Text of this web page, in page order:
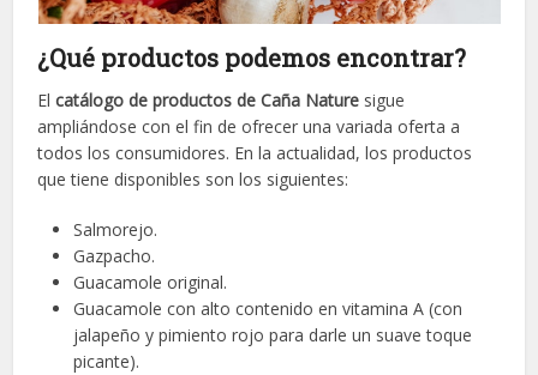
¿Qué productos podemos encontrar?
Elcatálogo de productos de Caña Nature sigue
ampliándose con el fin de ofrecer una variada oferta a
todos los consumidores. En la actualidad, los productos
que tiene disponibles son los siguientes:
Salmorejo.
Gazpacho.
Guacamole original.
Guacamole con alto contenido en vitamina A (con
jalapeño y pimiento rojo para darle un suave toque
picante).